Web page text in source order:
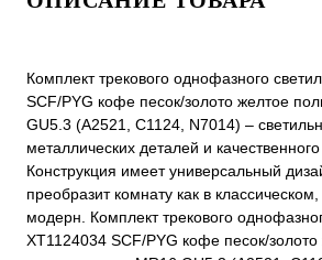
Комплект трекового однофазного
SCF/PYG кофе песок/золото желтое
GU5.3 (A2521, C1124, N7014) –
металлических деталей и качественного
Конструкция имеет универсальный
преобразит комнату как в
модерн. Комплект трекового
XT1124034 SCF/PYG кофе песок/золото